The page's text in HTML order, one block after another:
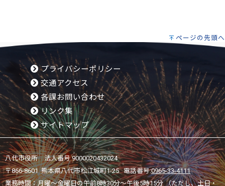
ページの先頭へ
プライバシーポリシー
交通アクセス
各課お問い合わせ
リンク集
サイトマップ
八代市役所 法人番号 9000020432024
〒866-8601 熊本県八代市松江城町1-25 電話番号:0965-33-4111
業務時間：月曜～金曜日の午前8時30分～午後5時15分 （ただし、土日・